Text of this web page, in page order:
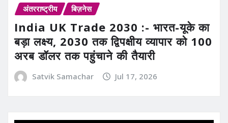
अंतरराष्ट्रीय बिज़नेस
India UK Trade 2030 :- भारत-यूके का
बड़ा लक्ष्य, 2030 तक द्विपक्षीय व्यापार को 100
अरब डॉलर तक पहुंचाने की तैयारी
Satvik Samachar Jul 17, 2026